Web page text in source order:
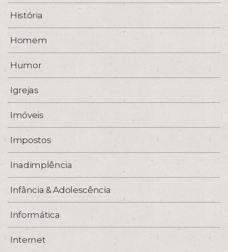
História
Homem
Humor
Igrejas
Imóveis
Impostos
Inadimplência
Infância & Adolescência
Informática
Internet